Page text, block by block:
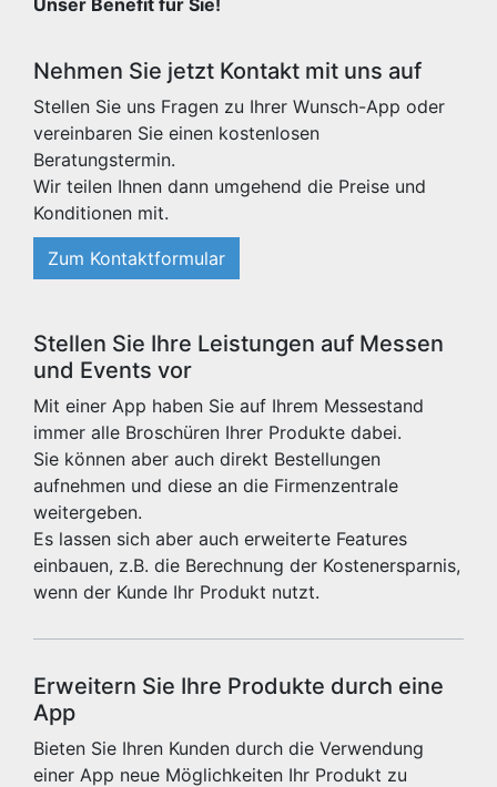
Unser Benefit für Sie!
Nehmen Sie jetzt Kontakt mit uns auf
Stellen Sie uns Fragen zu Ihrer Wunsch-App oder
vereinbaren Sie einen kostenlosen
Beratungstermin.
Wir teilen Ihnen dann umgehend die Preise und
Konditionen mit.
Zum Kontaktformular
Stellen Sie Ihre Leistungen auf Messen
und Events vor
Mit einer App haben Sie auf Ihrem Messestand
immer alle Broschüren Ihrer Produkte dabei.
Sie können aber auch direkt Bestellungen
aufnehmen und diese an die Firmenzentrale
weitergeben.
Es lassen sich aber auch erweiterte Features
einbauen, z.B. die Berechnung der Kostenersparnis,
wenn der Kunde Ihr Produkt nutzt.
Erweitern Sie Ihre Produkte durch eine
App
Bieten Sie Ihren Kunden durch die Verwendung
einer App neue Möglichkeiten Ihr Produkt zu